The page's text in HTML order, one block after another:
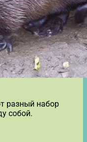
разный набор
собой.